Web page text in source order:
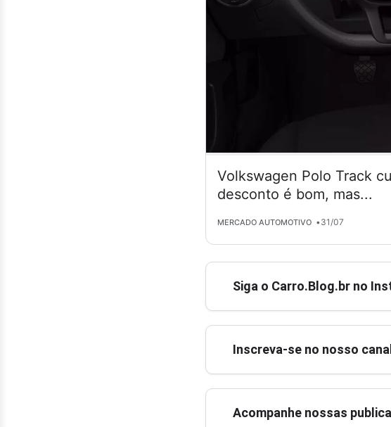
Volkswagen Polo Track
desconto é bom, mas...
MERCADO AUTOMOTIVO •31/07
Siga o Carro.Blog.br no
Inscreva-se no nosso
Acompanhe nossas